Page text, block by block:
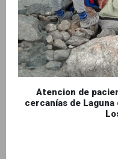
Atencion de
cercanías de